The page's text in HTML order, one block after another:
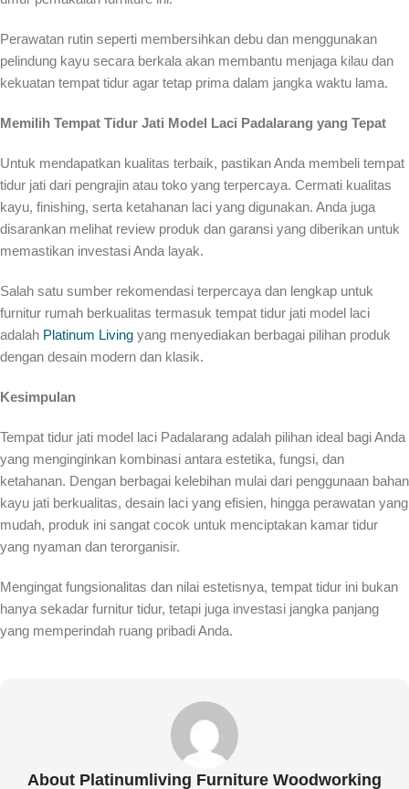
Perawatan rutin seperti membersihkan debu dan menggunakan
pelindung kayu secara berkala akan membantu menjaga kilau dan
kekuatan tempat tidur agar tetap prima dalam jangka waktu lama.
Memilih Tempat Tidur Jati Model Laci Padalarang yang Tepat
Untuk mendapatkan kualitas terbaik, pastikan Anda membeli tempat
tidur jati dari pengrajin atau toko yang terpercaya. Cermati kualitas
kayu, finishing, serta ketahanan laci yang digunakan. Anda juga
disarankan melihat review produk dan garansi yang diberikan untuk
memastikan investasi Anda layak.
Salah satu sumber rekomendasi terpercaya dan lengkap untuk
furnitur rumah berkualitas termasuk tempat tidur jati model laci
adalah Platinum Living yang menyediakan berbagai pilihan produk
dengan desain modern dan klasik.
Kesimpulan
Tempat tidur jati model laci Padalarang adalah pilihan ideal bagi Anda
yang menginginkan kombinasi antara estetika, fungsi, dan
ketahanan. Dengan berbagai kelebihan mulai dari penggunaan bahan
kayu jati berkualitas, desain laci yang efisien, hingga perawatan yang
mudah, produk ini sangat cocok untuk menciptakan kamar tidur
yang nyaman dan terorganisir.
Mengingat fungsionalitas dan nilai estetisnya, tempat tidur ini bukan
hanya sekadar furnitur tidur, tetapi juga investasi jangka panjang
yang memperindah ruang pribadi Anda.
About Platinumliving Furniture Woodworking